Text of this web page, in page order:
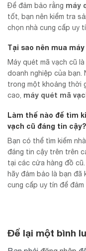
Để đảm bảo rằng máy
tốt, bạn nên kiểm tra
chọn nhà cung cấp uy
Tại sao nên mua
Máy quét mã vạch cũ
doanh nghiệp của bạn.
trong một khoảng thời
cao, máy quét mã
Làm thế nào để tìm
vạch cũ đáng tin cậy?
Bạn có thể tìm kiếm
đáng tin cậy trên trên
tại các cửa hàng đồ
hãy đảm bảo là bạn đã
cung cấp uy tín để
Để lại một bình